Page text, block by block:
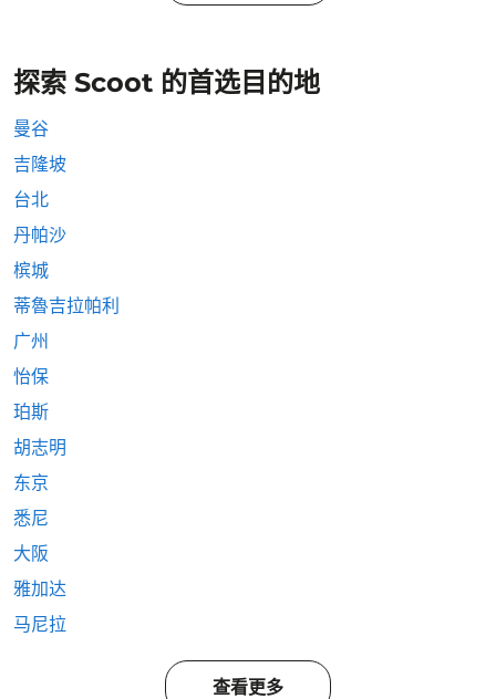
探索 Scoot 的首选目的地
曼谷
吉隆坡
台北
丹帕沙
槟城
蒂魯吉拉帕利
广州
怡保
珀斯
胡志明
东京
悉尼
大阪
雅加达
马尼拉
查看更多